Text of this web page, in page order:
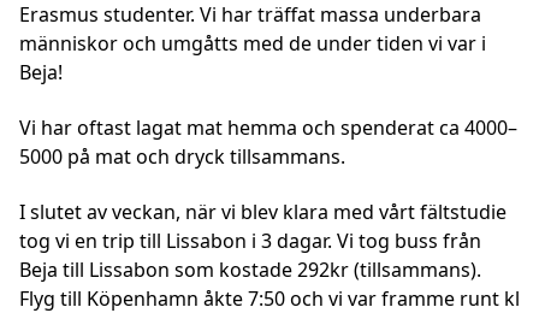
Erasmus studenter. Vi har träffat massa underbara
människor och umgåtts med de under tiden vi var i
Beja!
Vi har oftast lagat mat hemma och spenderat ca 4000–
5000 på mat och dryck tillsammans.
I slutet av veckan, när vi blev klara med vårt fältstudie
tog vi en trip till Lissabon i 3 dagar. Vi tog buss från
Beja till Lissabon som kostade 292kr (tillsammans).
Flyg till Köpenhamn åkte 7:50 och vi var framme runt kl